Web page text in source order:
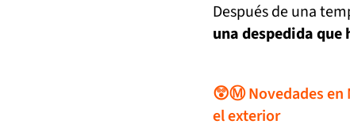
Después de una
una despedida
😲Ⓜ️ Novedades en
el exterior